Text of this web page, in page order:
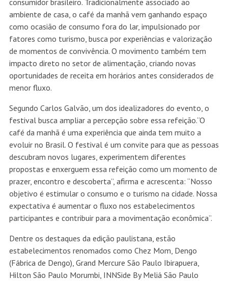
ambiente de casa, o café da manhã vem ganhando espaço
como ocasião de consumo fora do lar, impulsionado por
fatores como turismo, busca por experiências e valorização
de momentos de convivência. O movimento também tem
impacto direto no setor de alimentação, criando novas
oportunidades de receita em horários antes considerados de
menor fluxo.
Segundo Carlos Galvão, um dos idealizadores do evento, o
festival busca ampliar a percepção sobre essa refeição.“O
café da manhã é uma experiência que ainda tem muito a
evoluir no Brasil. O festival é um convite para que as pessoas
descubram novos lugares, experimentem diferentes
propostas e enxerguem essa refeição como um momento de
prazer, encontro e descoberta”, afirma e acrescenta: “Nosso
objetivo é estimular o consumo e o turismo na cidade. Nossa
expectativa é aumentar o fluxo nos estabelecimentos
participantes e contribuir para a movimentação econômica”.
Dentre os destaques da edição paulistana, estão
estabelecimentos renomados como Chez Mom, Dengo
(Fábrica de Dengo), Grand Mercure São Paulo Ibirapuera,
Hilton São Paulo Morumbi, INNSide By Meliá São Paulo